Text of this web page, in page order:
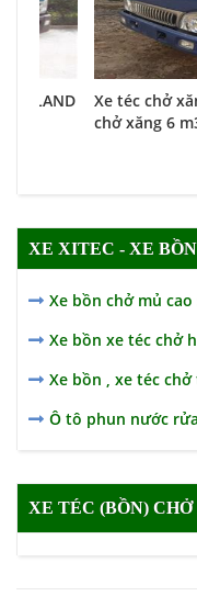
Xe téc chở
chở xăng 6
XE XITEC - XE BỒN
Xe bồn chở mủ cao
Xe bồn xe téc chở
Xe bồn , xe téc
Ô tô phun nước
XE TÉC (BỒN)